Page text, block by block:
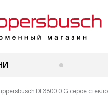
DI 3800.0 G серое стекло